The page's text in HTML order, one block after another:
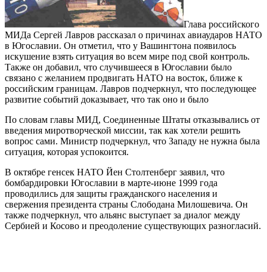
Глава российского
МИДа Сергей Лавров рассказал о причинах авиаударов НАТО
в Югославии. Он отметил, что у Вашингтона появилось
искушение взять ситуация во всем мире под свой контроль.
Также он добавил, что случившееся в Югославии было
связано с желанием продвигать НАТО на восток, ближе к
российским границам. Лавров подчеркнул, что последующее
развитие событий доказывает, что так оно и было
По словам главы МИД, Соединенные Штаты отказывались от
введения миротворческой миссии, так как хотели решить
вопрос сами. Министр подчеркнул, что Западу не нужна была
ситуация, которая успокоится.
В октябре генсек НАТО Йен Столтенберг заявил, что
бомбардировки Югославии в марте-июне 1999 года
проводились для защиты гражданского населения и
свержения президента страны Слободана Милошевича. Он
также подчеркнул, что альянс выступает за диалог между
Сербией и Косово и преодоление существующих разногласий.